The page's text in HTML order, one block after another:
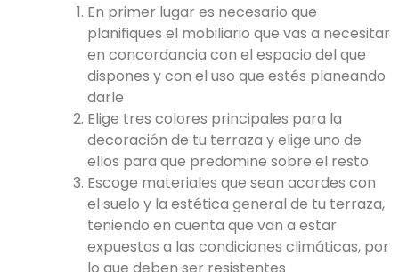
En primer lugar es necesario que
planifiques el mobiliario que vas a necesitar
en concordancia con el espacio del que
dispones y con el uso que estés planeando
darle
Elige tres colores principales para la
decoración de tu terraza y elige uno de
ellos para que predomine sobre el resto
Escoge materiales que sean acordes con
el suelo y la estética general de tu terraza,
teniendo en cuenta que van a estar
expuestos a las condiciones climáticas, por
lo que deben ser resistentes